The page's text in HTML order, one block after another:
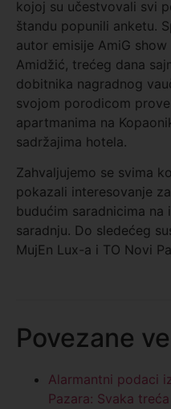
kojoj su učestvovali svi
štandu popunili anketu.
autor emisije AmiG
Amidžić, trećeg dana
dobitnika nagradnog
svojom porodicom
apartmanima na
sadržajima hotela.
Zahvaljujemo se svima
pokazali interesovanje
budućim saradnicima
saradnju. Do sledećeg
MujEn Lux-a i TO Novi
Povezane
Alarmantni podaci
Pazara: Svaka